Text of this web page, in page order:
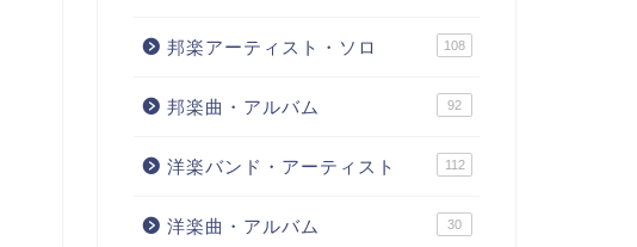
邦楽アーティスト・ソロ 108
邦楽曲・アルバム 92
洋楽バンド・アーティスト 112
洋楽曲・アルバム 30